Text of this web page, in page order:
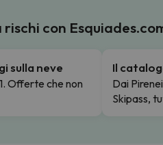
con
sulla neve
Offerte che non
Il
Dai
Skipass,